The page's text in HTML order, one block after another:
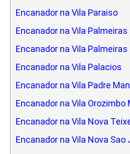
Encanador na Vila Paraiso
Encanador na Vila Palmeiras
Encanador na Vila Palmeiras
Encanador na Vila Palacios
Encanador na Vila Padre
Encanador na Vila Orozimbo
Encanador na Vila Nova
Encanador na Vila Nova Sao